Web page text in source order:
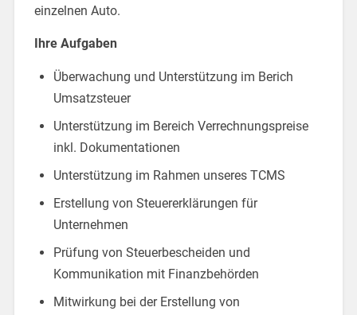
einzelnen Auto.
Ihre Aufgaben
Überwachung und Unterstützung im Berich
Umsatzsteuer
Unterstützung im Bereich Verrechnungspreise
inkl. Dokumentationen
Unterstützung im Rahmen unseres TCMS
Erstellung von Steuererklärungen für
Unternehmen
Prüfung von Steuerbescheiden und
Kommunikation mit Finanzbehörden
Mitwirkung bei der Erstellung von